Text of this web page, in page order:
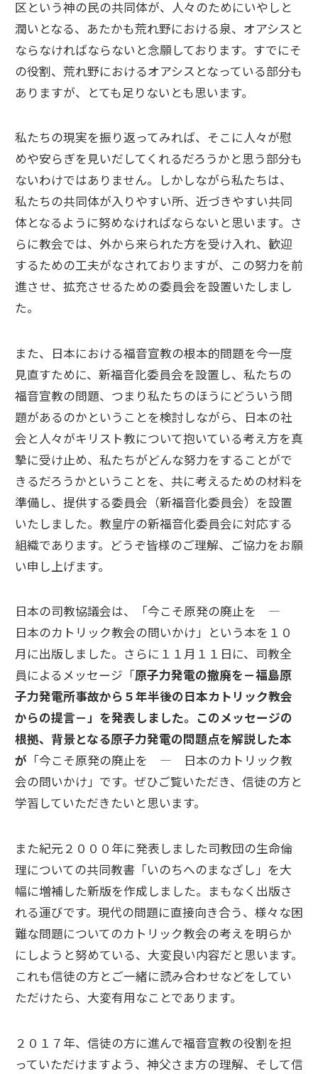
区という神の民の共同体が、人々のためにいやしと
潤いとなる、あたかも荒れ野における泉、オアシスと
ならなければならないと念願しております。すでにそ
の役割、荒れ野におけるオアシスとなっている部分も
ありますが、とても足りないとも思います。
私たちの現実を振り返ってみれば、そこに人々が慰
めや安らぎを見いだしてくれるだろうかと思う部分も
ないわけではありません。しかしながら私たちは、
私たちの共同体が入りやすい所、近づきやすい共同
体となるように努めなければならないと思います。さ
らに教会では、外から来られた方を受け入れ、歓迎
するための工夫がなされておりますが、この努力を前
進させ、拡充させるための委員会を設置いたしまし
た。
また、日本における福音宣教の根本的問題を今一度
見直すために、新福音化委員会を設置し、私たちの
福音宣教の問題、つまり私たちのほうにどういう問
題があるのかということを検討しながら、日本の社
会と人々がキリスト教について抱いている考え方を真
摯に受け止め、私たちがどんな努力をすることがで
きるだろうかということを、共に考えるための材料を
準備し、提供する委員会（新福音化委員会）を設置
いたしました。教皇庁の新福音化委員会に対応する
組織であります。どうぞ皆様のご理解、ご協力をお願
い申し上げます。
日本の司教協議会は、「今こそ原発の廃止を ―
日本のカトリック教会の問いかけ」という本を１０
月に出版しました。さらに１１月１１日に、司教全
員によるメッセージ「原子力発電の撤廃を－福島原
子力発電所事故から５年半後の日本カトリック教会
からの提言－」を発表しました。このメッセージの
根拠、背景となる原子力発電の問題点を解説した本
が 「今こそ原発の廃止を ― 日本のカトリック教
会の問いかけ」です。ぜひご覧いただき、信徒の方と
学習していただきたいと思います。
また紀元２０００年に発表しました司教団の生命倫
理についての共同教書「いのちへのまなざし」を大
幅に増補した新版を作成しました。まもなく出版さ
れる運びです。現代の問題に直接向き合う、様々な困
難な問題についてのカトリック教会の考えを明らか
にしようと努めている、大変良い内容だと思います。
これも信徒の方とご一緒に読み合わせなどをしてい
ただけたら、大変有用なことであります。
２０１７年、信徒の方に進んで福音宣教の役割を担
っていただけますよう、神父さま方の理解、そして信